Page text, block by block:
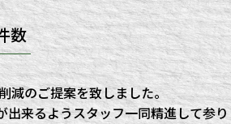
数
減のご提案を致しました。
出来るようスタッフ一同精進して参